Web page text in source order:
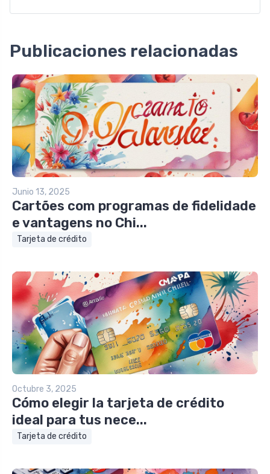
Publicaciones relacionadas
Junio 13, 2025
Cartões com programas de fidelidade
e vantagens no Chi...
Tarjeta de crédito
Octubre 3, 2025
Cómo elegir la tarjeta de crédito
ideal para tus nece...
Tarjeta de crédito